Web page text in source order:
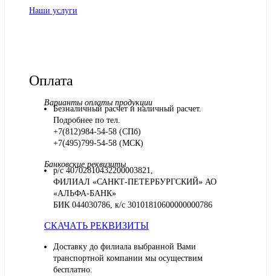
Наши услуги
Оплата
Варианты оплаты продукции
Безналичный расчет и наличный расчет.
Подробнее по тел.
+7(812)984-54-58 (СПб)
+7(495)799-54-58 (МСК)
Банковские реквизиты
р/с 40702810432200003821,
ФИЛИАЛ «САНКТ-ПЕТЕРБУРГСКИЙ» АО
«АЛЬФА-БАНК»
БИК 044030786, к/с 30101810600000000786
СКАЧАТЬ РЕКВИЗИТЫ
Доставку до филиала выбранной Вами
транспортной компании мы осуществим
бесплатно.